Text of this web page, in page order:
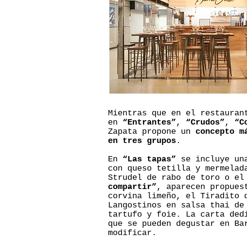
Mientras que en el
en “Entrantes” , “Crudos” ,
Zapata propone un concepto
en tres grupos .
En “Las tapas” se incluye
con queso tetilla y
Strudel de rabo de toro o
compartir” , aparecen
corvina limeño, el Tiradito
Langostinos en salsa thai
tartufo y foie. La carta
que se pueden degustar en
modificar.